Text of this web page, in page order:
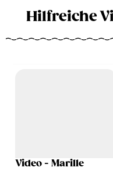
Hilfreiche
Video - Marille